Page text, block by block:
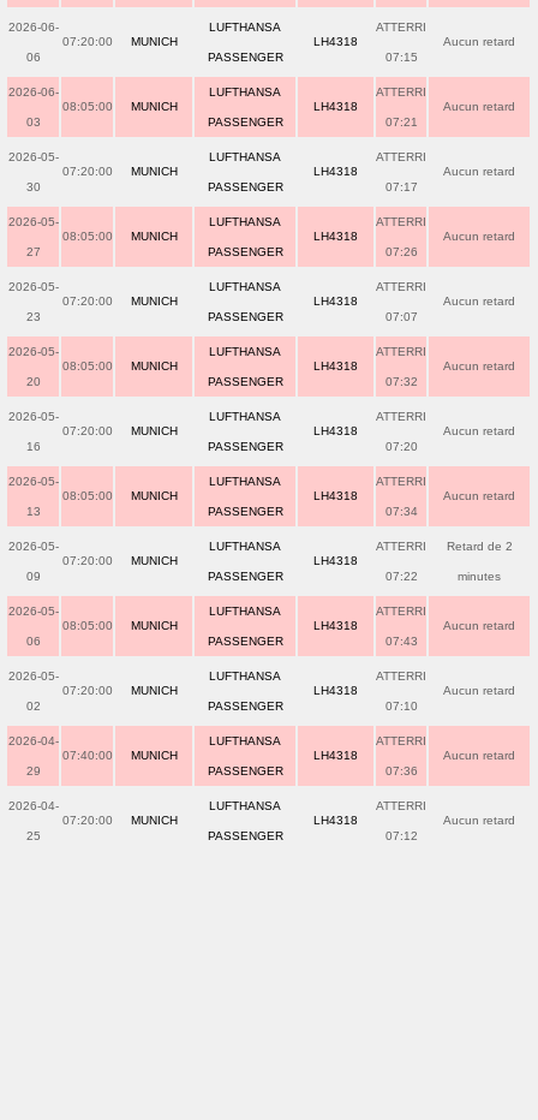
2026-06-
06
07:20:00 MUNICH
LUFTHANSA
PASSENGER
LH4318
ATTERRI
07:15
Aucun retard
2026-06-
03
08:05:00 MUNICH
LUFTHANSA
PASSENGER
LH4318
ATTERRI
07:21
Aucun retard
2026-05-
30
07:20:00 MUNICH
LUFTHANSA
PASSENGER
LH4318
ATTERRI
07:17
Aucun retard
2026-05-
27
08:05:00 MUNICH
LUFTHANSA
PASSENGER
LH4318
ATTERRI
07:26
Aucun retard
2026-05-
23
07:20:00 MUNICH
LUFTHANSA
PASSENGER
LH4318
ATTERRI
07:07
Aucun retard
2026-05-
20
08:05:00 MUNICH
LUFTHANSA
PASSENGER
LH4318
ATTERRI
07:32
Aucun retard
2026-05-
16
07:20:00 MUNICH
LUFTHANSA
PASSENGER
LH4318
ATTERRI
07:20
Aucun retard
2026-05-
13
08:05:00 MUNICH
LUFTHANSA
PASSENGER
LH4318
ATTERRI
07:34
Aucun retard
2026-05-
09
07:20:00 MUNICH
LUFTHANSA
PASSENGER
LH4318
ATTERRI
07:22
Retard de 2
minutes
2026-05-
06
08:05:00 MUNICH
LUFTHANSA
PASSENGER
LH4318
ATTERRI
07:43
Aucun retard
2026-05-
02
07:20:00 MUNICH
LUFTHANSA
PASSENGER
LH4318
ATTERRI
07:10
Aucun retard
2026-04-
29
07:40:00 MUNICH
LUFTHANSA
PASSENGER
LH4318
ATTERRI
07:36
Aucun retard
2026-04-
25
07:20:00 MUNICH
LUFTHANSA
PASSENGER
LH4318
ATTERRI
07:12
Aucun retard